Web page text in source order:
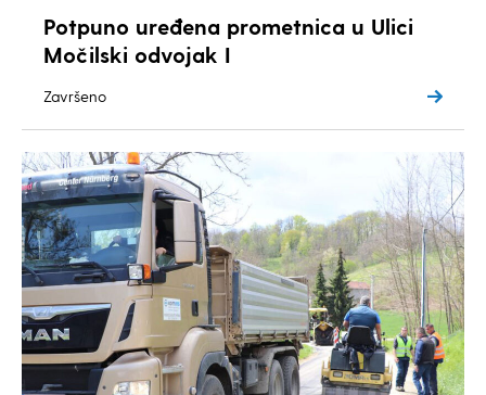
Potpuno uređena prometnica u Ulici
Močilski odvojak I
Završeno